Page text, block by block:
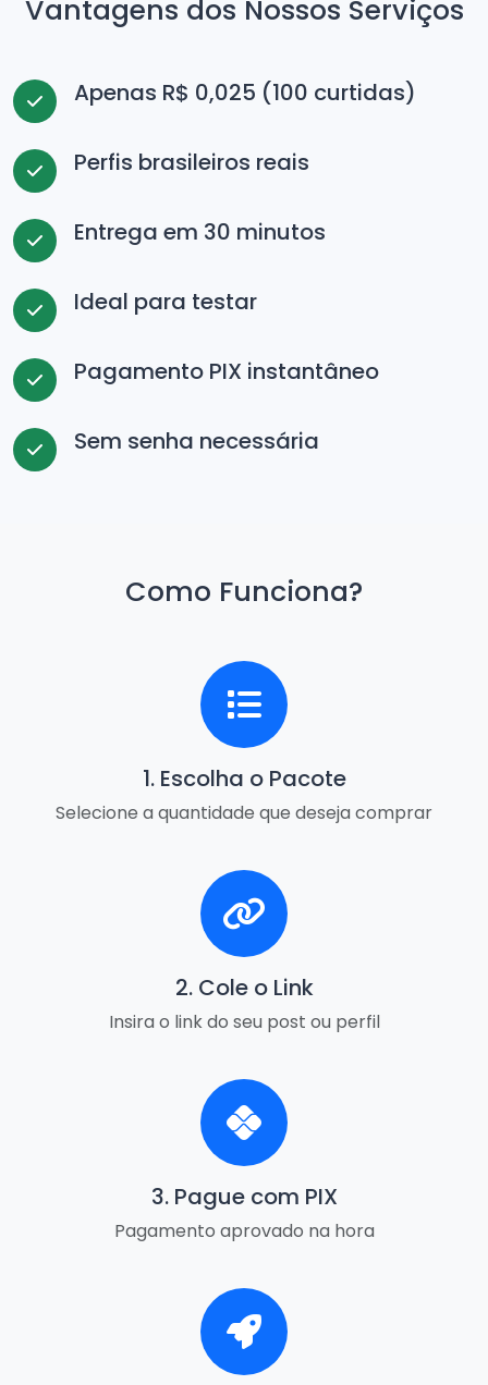
Vantagens dos Nossos Serviços
Apenas R$ 0,025 (100 curtidas)
Perfis brasileiros reais
Entrega em 30 minutos
Ideal para testar
Pagamento PIX instantâneo
Sem senha necessária
Como Funciona?
1. Escolha o Pacote
Selecione a quantidade que deseja comprar
2. Cole o Link
Insira o link do seu post ou perfil
3. Pague com PIX
Pagamento aprovado na hora